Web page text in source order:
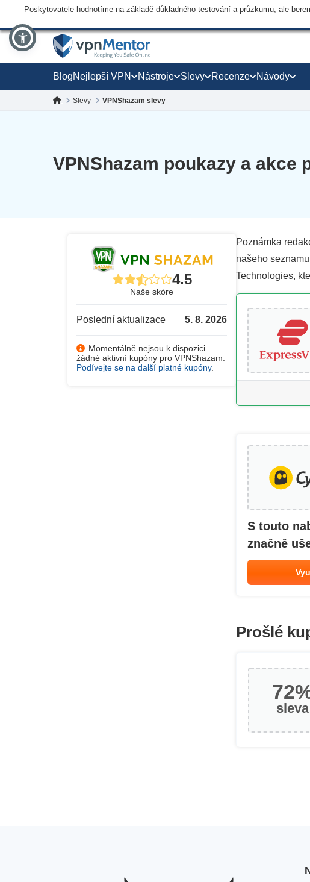
Poskytovatele hodnotíme na základě důkladného testování a průzkumu, ale
BlogNejlepší VPN Nástroje Slevy Recenze Návody
Slevy VPNShazam slevy
VPNShazam poukazy a akce
4.5
Naše skóre
Poslední aktualizace 5. 8. 2026
Momentálně nejsou k dispozici
žádné aktivní kupóny pro VPNShazam.
Podívejte se na další platné kupóny.
Poznámka
našeho
Technologies,
S touto
značně
Prošlé
sleva